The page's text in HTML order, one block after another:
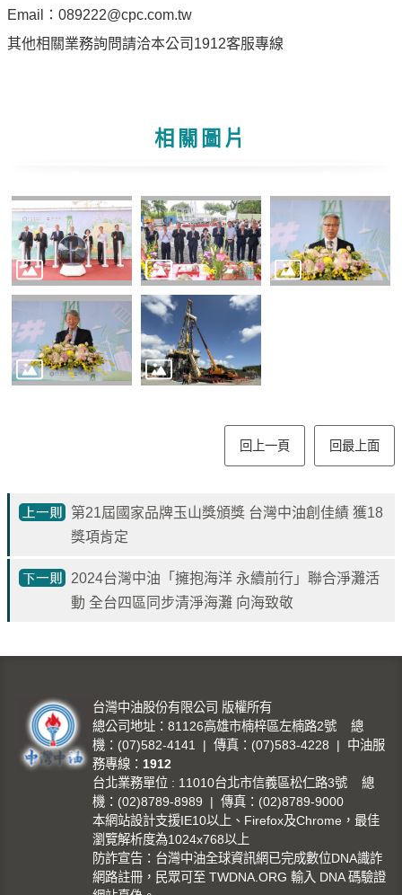
料
開
聲
明
資
訊
全
政
策
Email：089222@cpc.com.tw
其他相關業務詢問請洽本公司1912客服專線
相關圖片
回上一頁 回最上面
第21屆國家品牌玉山獎頒獎 台灣中油創佳績 獲18
獎項肯定
2024台灣中油「擁抱海洋 永續前行」聯合淨灘活
動 全台四區同步清淨海灘 向海致敬
台灣中油股份有限公司 版權所有
總公司地址：81126高雄市楠梓區左楠路2號 總
機：(07)582-4141 | 傳真：(07)583-4228 | 中油服
務專線： 1912
台北業務單位 : 11010台北市信義區松仁路3號 總
機：(02)8789-8989 | 傳真：(02)8789-9000
本網站設計支援IE10以上、Firefox及Chrome，最佳
瀏覽解析度為1024x768以上
防詐宣告：台灣中油全球資訊網已完成數位DNA識詐
網路註冊，民眾可至 TWDNA.ORG 輸入 DNA 碼驗證